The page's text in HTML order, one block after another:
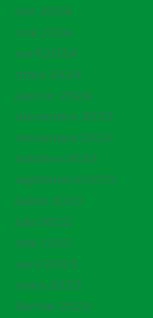
juin 2024
mai 2024
avril 2024
mars 2024
janvier 2024
décembre 2023
novembre 2023
octobre 2023
septembre 2023
juillet 2023
juin 2023
mai 2023
avril 2023
mars 2023
février 2023